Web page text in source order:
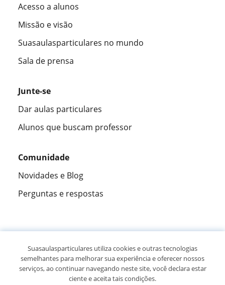
Acesso a alunos
Missão e visão
Suasaulasparticulares no mundo
Sala de prensa
Junte-se
Dar aulas particulares
Alunos que buscam professor
Comunidade
Novidades e Blog
Perguntas e respostas
305915opiniões de alunos
Suasaulasparticulares utiliza cookies e outras tecnologias
semelhantes para melhorar sua experiência e oferecer nossos
serviços, ao continuar navegando neste site, você declara estar
ciente e aceita tais condições.